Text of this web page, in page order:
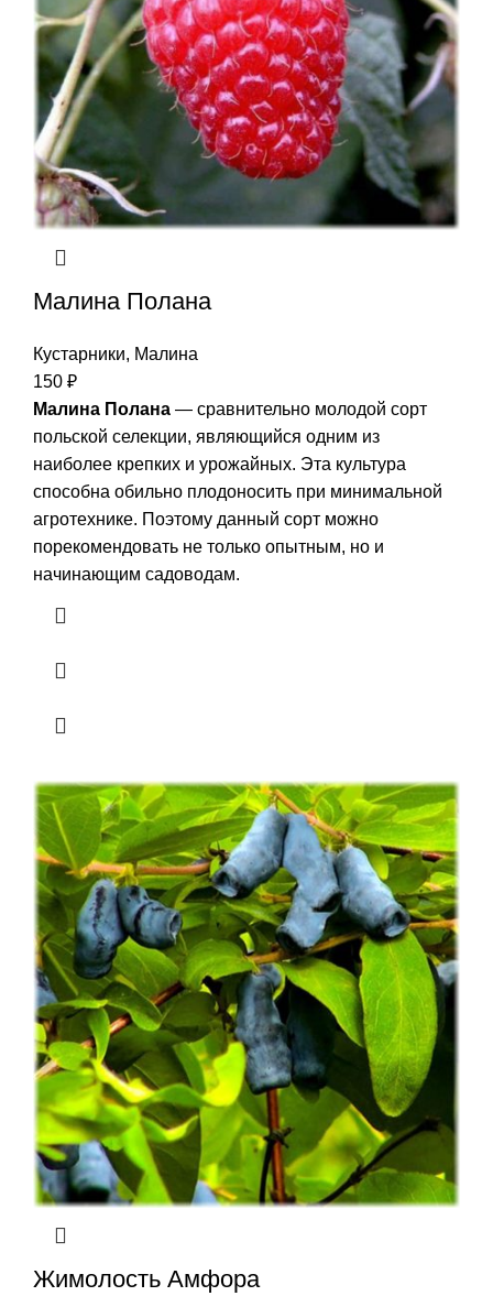
Малина Полана
Кустарники, Малина
150 ₽
Малина Полана — сравнительно молодой сорт
польской селекции, являющийся одним из
наиболее крепких и урожайных. Эта культура
способна обильно плодоносить при минимальной
агротехнике. Поэтому данный сорт можно
порекомендовать не только опытным, но и
начинающим садоводам.
Жимолость Амфора